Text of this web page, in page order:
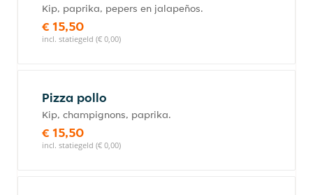
Kip, paprika, pepers en jalapeños.
€ 15,50
incl. statiegeld (€ 0,00)
Pizza pollo
Kip, champignons, paprika.
€ 15,50
incl. statiegeld (€ 0,00)